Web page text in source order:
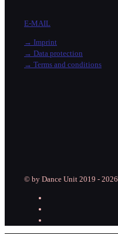
E-MAIL
→ Imprint
→ Data protection
→ Terms and conditions
© by Dance Unit 2019 - 2026